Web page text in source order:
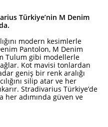
Türkiye’nin M Denim
modern kesimlerle
Pantolon, M Denim
Tulum gibi modellerle
Kot mavisi tonlardan
geniş bir renk aralığı
silip atar ve her
Stradivarius Türkiye’de
adımında güven ve